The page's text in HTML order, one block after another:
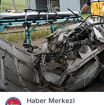
Haber Merkezi